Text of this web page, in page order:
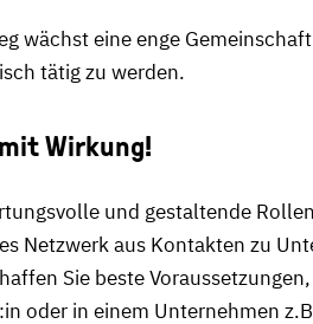
wächst eine enge
tätig zu werden.
Wirkung!
und gestaltende
Netzwerk aus Kontakten zu
Sie beste
oder in einem Unternehmen